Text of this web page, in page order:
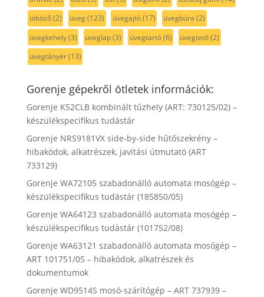
ütköző(2) üveg(123) üvegajtó(17) üvegbúra (2)
üvegkehely(3) üveglap(3) üvegtartó(6) üvegtető(2)
üvegtányér(13)
Gorenje gépekről ötletek információk:
Gorenje K52CLB kombinált tűzhely (ART: 730125/02) –
készülékspecifikus tudástár
Gorenje NRS9181VX side-by-side hűtőszekrény –
hibakódok, alkatrészek, javítási útmutató (ART
733129)
Gorenje WA72105 szabadonálló automata mosógép –
készülékspecifikus tudástár (185850/05)
Gorenje WA64123 szabadonálló automata mosógép –
készülékspecifikus tudástár (101752/08)
Gorenje WA63121 szabadonálló automata mosógép –
ART 101751/05 – hibakódok, alkatrészek és
dokumentumok
Gorenje WD9514S mosó-szárítógép – ART 737939 –